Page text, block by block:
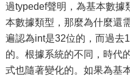
過typedef聲明，為基本數據
本數據類型，那麼為什麼還
遍認為int是32位的，而過去
的。根據系統的不同，時代
式也隨著變化的。如果為基